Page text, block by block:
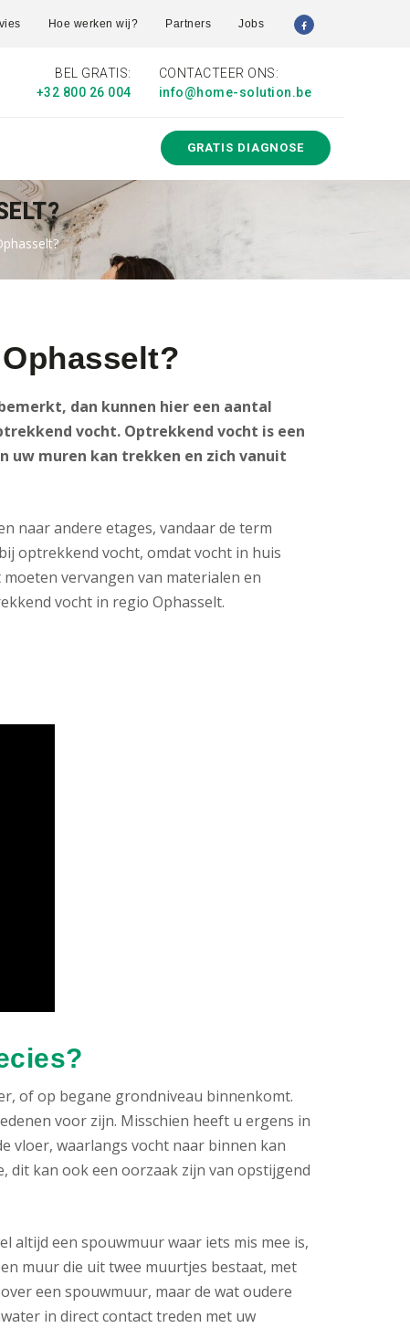
Hoe werken wij? Partners Jobs
BEL GRATIS:
+32 800 26 004
CONTACTEER ONS:
info@home-solution.be
GRATIS DIAGNOSE
dan kunnen hier een aantal
vocht. Optrekkend vocht is een
uw muren kan trekken en zich vanuit
naar andere etages, vandaar de term
optrekkend vocht, omdat vocht in huis
vervangen van materialen en
vocht in regio Ophasselt.
of op begane grondniveau binnenkomt.
voor zijn. Misschien heeft u ergens in
vloer, waarlangs vocht naar binnen kan
dit kan ook een oorzaak zijn van opstijgend
altijd een spouwmuur waar iets mis mee is,
muur die uit twee muurtjes bestaat, met
een spouwmuur, maar de wat oudere
in direct contact treden met uw